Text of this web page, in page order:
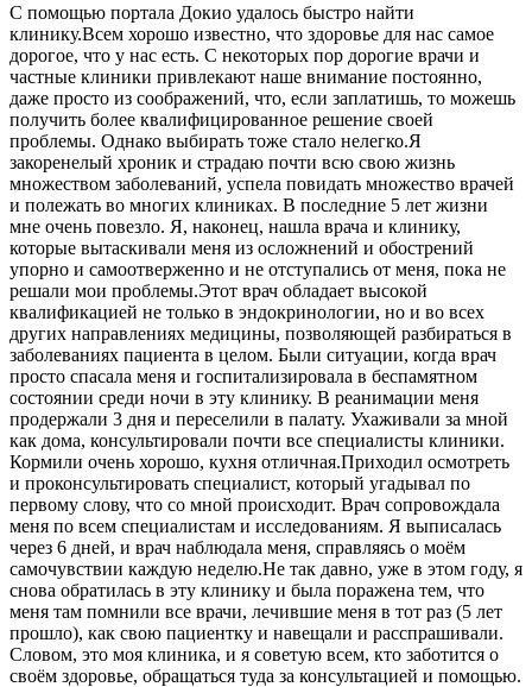
С помощью портала Докио удалось быстро найти
клинику.Всем хорошо известно, что здоровье для нас самое
дорогое, что у нас есть. С некоторых пор дорогие врачи и
частные клиники привлекают наше внимание постоянно,
даже просто из соображений, что, если заплатишь, то можешь
получить более квалифицированное решение своей
проблемы. Однако выбирать тоже стало нелегко.Я
закоренелый хроник и страдаю почти всю свою жизнь
множеством заболеваний, успела повидать множество врачей
и полежать во многих клиниках. В последние 5 лет жизни
мне очень повезло. Я, наконец, нашла врача и клинику,
которые вытаскивали меня из осложнений и обострений
упорно и самоотверженно и не отступались от меня, пока не
решали мои проблемы.Этот врач обладает высокой
квалификацией не только в эндокринологии, но и во всех
других направлениях медицины, позволяющей разбираться в
заболеваниях пациента в целом. Были ситуации, когда врач
просто спасала меня и госпитализировала в беспамятном
состоянии среди ночи в эту клинику. В реанимации меня
продержали 3 дня и переселили в палату. Ухаживали за мной
как дома, консультировали почти все специалисты клиники.
Кормили очень хорошо, кухня отличная.Приходил осмотреть
и проконсультировать специалист, который угадывал по
первому слову, что со мной происходит. Врач сопровождала
меня по всем специалистам и исследованиям. Я выписалась
через 6 дней, и врач наблюдала меня, справляясь о моём
самочувствии каждую неделю.Не так давно, уже в этом году, я
снова обратилась в эту клинику и была поражена тем, что
меня там помнили все врачи, лечившие меня в тот раз (5 лет
прошло), как свою пациентку и навещали и расспрашивали.
Словом, это моя клиника, и я советую всем, кто заботится о
своём здоровье, обращаться туда за консультацией и помощью.